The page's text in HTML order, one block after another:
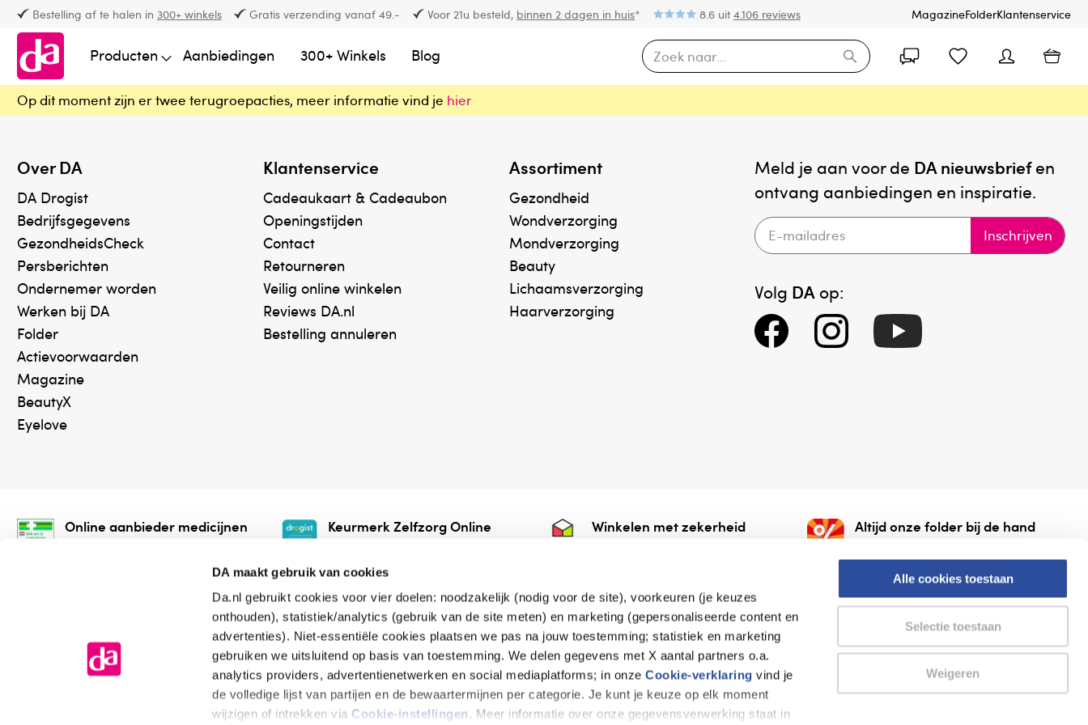
DA maakt gebruik van cookies
Da.nl gebruikt cookies voor vier doelen: noodzakelijk (nodig voor de site), voorkeuren (je keuzes
onthouden), statistiek/analytics (gebruik van de site meten) en marketing (gepersonaliseerde content en
advertenties). Niet-essentiële cookies plaatsen we pas na jouw toestemming; statistiek en marketing
gebruiken we uitsluitend op basis van toestemming. We delen gegevens met X aantal partners o.a.
analytics providers, advertentienetwerken en social mediaplatforms; in onzeCookie-verklaring vind je
de volledige lijst van partijen en de bewaartermijnen per categorie. Je kunt je keuze op elk moment
wijzigen of intrekken via Cookie-instellingen. Meer informatie over onze gegevensverwerking staat in
Alle cookies toestaan
Selectie toestaan
Weigeren
Bestelling af te halen in 300+ winkels Gratis verzending vanaf 49.- Voor 21u besteld, binnen 2 dagen in huis* 8.6 uit4.106 reviews MagazineFolderKlantenservice
Producten Aanbiedingen 300+ Winkels Blog
Op dit moment zijn er twee terugroepacties, meer informatie vind je hier
Over DA
DA Drogist
Bedrijfsgegevens
GezondheidsCheck
Persberichten
Ondernemer worden
Werken bij DA
Folder
Actievoorwaarden
Magazine
BeautyX
Eyelove
Klantenservice
Cadeaukaart & Cadeaubon
Openingstijden
Contact
Retourneren
Veilig online winkelen
Reviews DA.nl
Bestelling annuleren
Assortiment
Gezondheid
Wondverzorging
Mondverzorging
Beauty
Lichaamsverzorging
Haarverzorging
Meld je aan voor de DA nieuwsbriefen
ontvang aanbiedingen en inspiratie.
Inschrijven
Volg DA op:
Online aanbieder medicijnen
onze webshop mag verkopen.
Keurmerk Zelfzorg Online
online.
Winkelen met zekerheid Altijd onze folder bij de hand
AlleFolders.
de vriendelijke specialist
Algemene voorwaarden Cookieverklaring Disclaimer Privacy verklaring Thuiswinkel waarborg